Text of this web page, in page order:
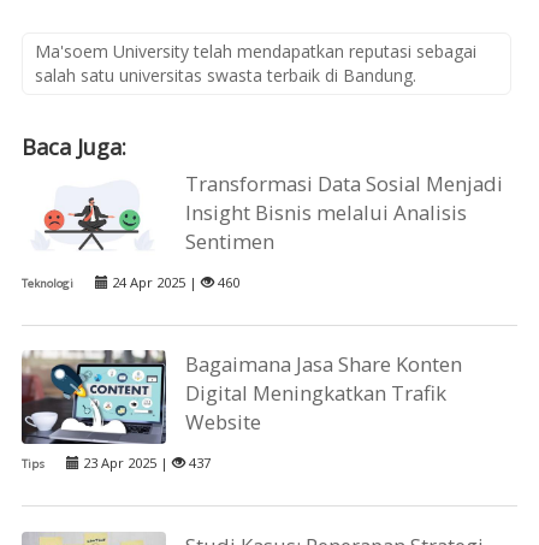
Ma'soem University telah mendapatkan reputasi sebagai
salah satu universitas swasta terbaik di Bandung.
Baca Juga:
Transformasi Data Sosial Menjadi
Insight Bisnis melalui Analisis
Sentimen
Teknologi 24 Apr 2025 | 460
Bagaimana Jasa Share Konten
Digital Meningkatkan Trafik
Website
Tips 23 Apr 2025 | 437